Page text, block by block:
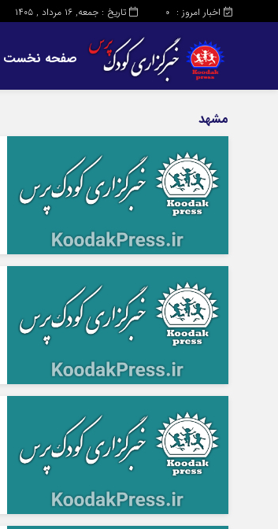
اخبار امروز : 0 تاریخ : جمعه, ۱۶ مرداد , ۱۴۰۵
صفحه نخست
مشهد